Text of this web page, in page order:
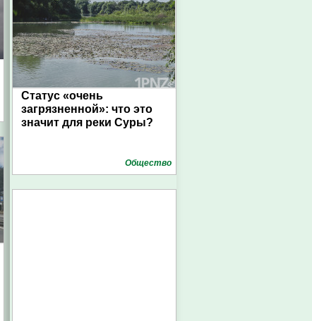
Статус «очень
загрязненной»: что это
значит для реки Суры?
Общество